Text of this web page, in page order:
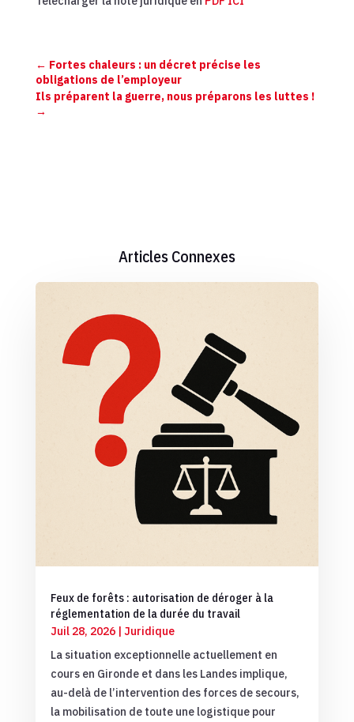
← Fortes chaleurs : un décret précise les
obligations de l’employeur
Ils préparent la guerre, nous préparons les luttes !
→
Articles Connexes
Feux de forêts : autorisation de déroger à la
réglementation de la durée du travail
Juil 28, 2026| Juridique
La situation exceptionnelle actuellement en
cours en Gironde et dans les Landes implique,
au-delà de l’intervention des forces de secours,
la mobilisation de toute une logistique pour